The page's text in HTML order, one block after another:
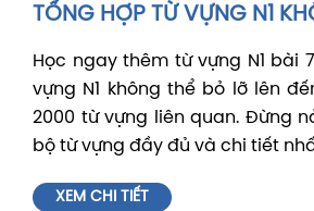
TỔNG HỢP TỪ VỰNG N1
Học ngay thêm từ vựng N1 bài
vựng N1 không thể bỏ lỡ lên
2000 từ vựng liên quan. Đừng
bộ từ vựng đầy đủ và chi tiết
XEM CHI TIẾT